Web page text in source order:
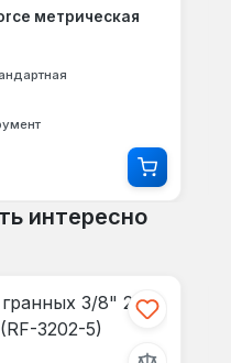
метрическая
интересно